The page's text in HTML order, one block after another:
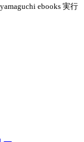
ebooks 実行